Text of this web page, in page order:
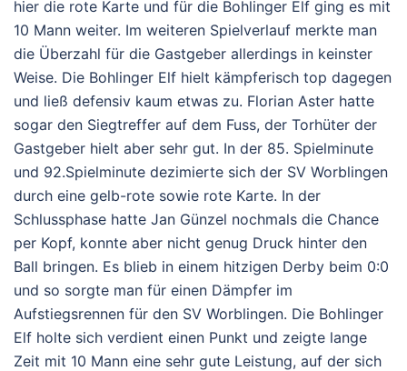
hier die rote Karte und für die Bohlinger Elf ging es mit
10 Mann weiter. Im weiteren Spielverlauf merkte man
die Überzahl für die Gastgeber allerdings in keinster
Weise. Die Bohlinger Elf hielt kämpferisch top dagegen
und ließ defensiv kaum etwas zu. Florian Aster hatte
sogar den Siegtreffer auf dem Fuss, der Torhüter der
Gastgeber hielt aber sehr gut. In der 85. Spielminute
und 92.Spielminute dezimierte sich der SV Worblingen
durch eine gelb-rote sowie rote Karte. In der
Schlussphase hatte Jan Günzel nochmals die Chance
per Kopf, konnte aber nicht genug Druck hinter den
Ball bringen. Es blieb in einem hitzigen Derby beim 0:0
und so sorgte man für einen Dämpfer im
Aufstiegsrennen für den SV Worblingen. Die Bohlinger
Elf holte sich verdient einen Punkt und zeigte lange
Zeit mit 10 Mann eine sehr gute Leistung, auf der sich